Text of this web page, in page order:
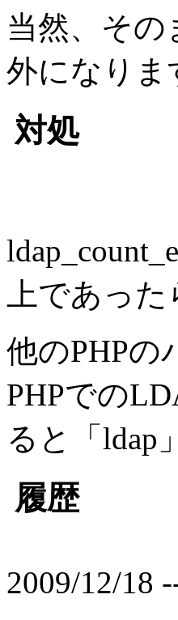
当然、その
外になりま
対処
上であっ
他のPHPの
PHPでの
ると「ldap
履歴
2009/12/18